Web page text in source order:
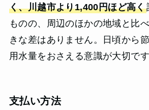
く、川越市より1,400円ほど高く
ものの、周辺のほかの地域と比
きな差はありません。日頃から
用水量をおさえる意識が大切です
支払い方法